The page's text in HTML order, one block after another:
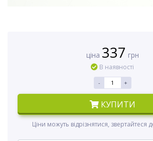
ціна 337 грн
В наявності
- +
КУПИТИ
Ціни можуть відрізнятися, звертайтеся